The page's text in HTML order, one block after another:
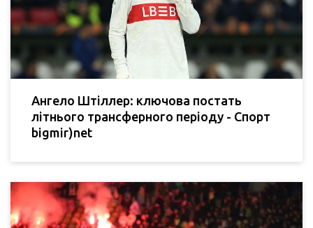
Ангело Штіллер: ключова постать
літнього трансферного періоду - Спорт
bigmir)net